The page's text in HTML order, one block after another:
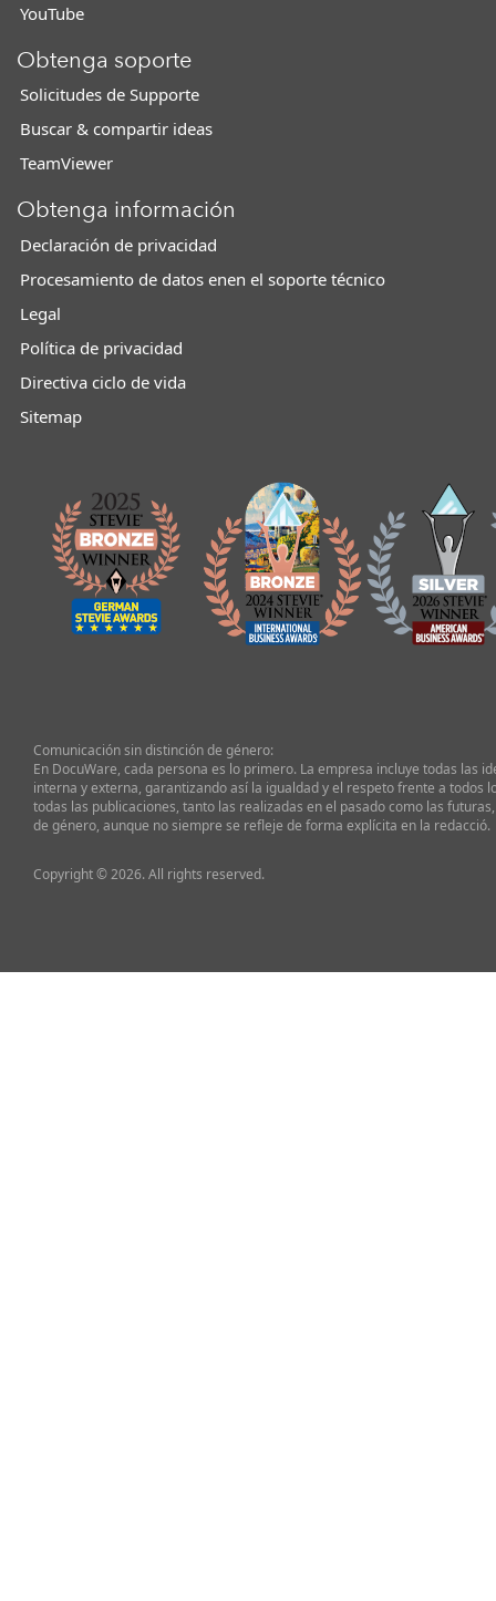
YouTube
Obtenga soporte
Solicitudes de Supporte
Buscar & compartir ideas
TeamViewer
Obtenga información
Declaración de privacidad
Procesamiento de datos enen el soporte técnico
Legal
Política de privacidad
Directiva ciclo de vida
Sitemap
Comunicación sin distinción de género:
En DocuWare, cada persona es lo primero. La empresa incluye todas las
interna y externa, garantizando así la igualdad y el respeto frente a todos
todas las publicaciones, tanto las realizadas en el pasado como las
de género, aunque no siempre se refleje de forma explícita en la redacció.
Copyright © 2026. All rights reserved.